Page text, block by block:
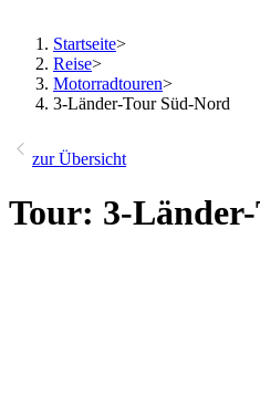
Startseite>
Reise>
Motorradtouren>
3-Länder-Tour Süd-Nord
zur Übersicht
Tour: 3-